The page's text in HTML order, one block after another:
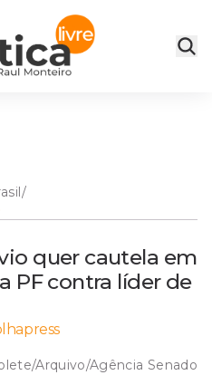
/
quer cautela em
PF contra líder de
Arquivo/Agência Senado